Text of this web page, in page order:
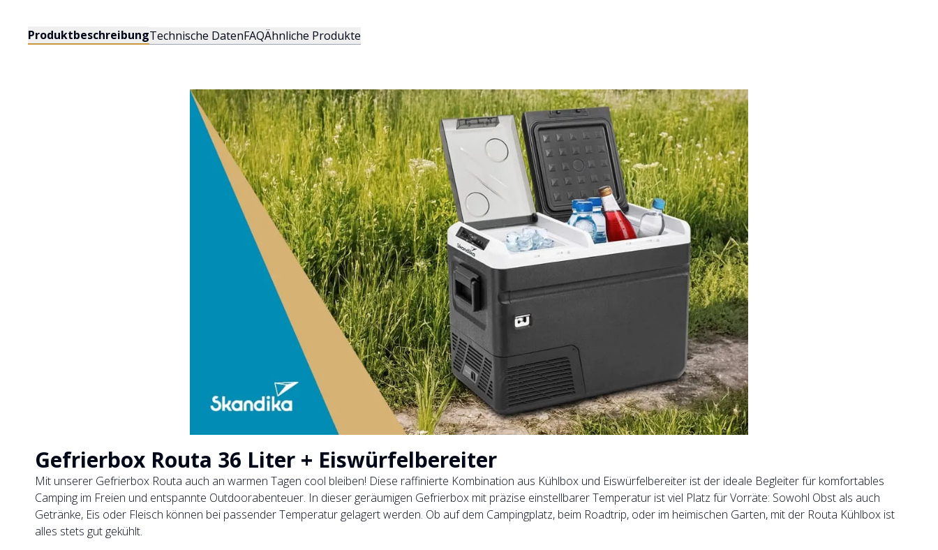
ProduktbeschreibungTechnische DatenFAQÄhnliche Produkte
Gefrierbox Routa 36 Liter + Eiswürfelbereiter
Mit unserer Gefrierbox Routa auch an warmen Tagen cool bleiben! Diese raffinierte Kombination aus Kühlbox und Eiswürfelbereiter ist der ideale Begleiter für komfortables
Camping im Freien und entspannte Outdoorabenteuer. In dieser geräumigen Gefrierbox mit präzise einstellbarer Temperatur ist viel Platz für Vorräte: Sowohl Obst als auch
Getränke, Eis oder Fleisch können bei passender Temperatur gelagert werden. Ob auf dem Campingplatz, beim Roadtrip, oder im heimischen Garten, mit der Routa Kühlbox ist
alles stets gut gekühlt.